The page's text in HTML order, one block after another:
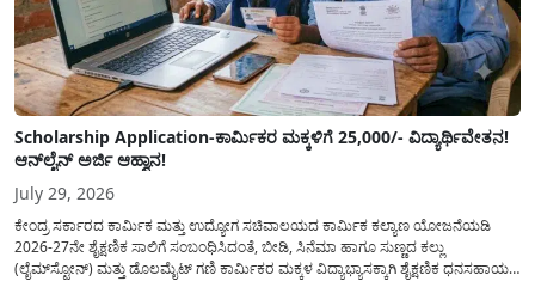
Scholarship Application-ಕಾರ್ಮಿಕರ ಮಕ್ಕಳಿಗೆ 25,000/- ವಿದ್ಯಾರ್ಥಿವೇತನ!
ಆನ್‍ಲೈನ್ ಅರ್ಜಿ ಆಹ್ವಾನ!
July 29, 2026
ಕೇಂದ್ರ ಸರ್ಕಾರದ ಕಾರ್ಮಿಕ ಮತ್ತು ಉದ್ಯೋಗ ಸಚಿವಾಲಯದ ಕಾರ್ಮಿಕ ಕಲ್ಯಾಣ ಯೋಜನೆಯಡಿ
2026-27ನೇ ಶೈಕ್ಷಣಿಕ ಸಾಲಿಗೆ ಸಂಬಂಧಿಸಿದಂತೆ, ಬೀಡಿ, ಸಿನೆಮಾ ಹಾಗೂ ಸುಣ್ಣದ ಕಲ್ಲು
(ಲೈಮ್‍ಸ್ಟೋನ್) ಮತ್ತು ಡೊಲಮೈಟ್ ಗಣಿ ಕಾರ್ಮಿಕರ ಮಕ್ಕಳ ವಿದ್ಯಾಭ್ಯಾಸಕ್ಕಾಗಿ ಶೈಕ್ಷಣಿಕ ಧನಸಹಾಯ/